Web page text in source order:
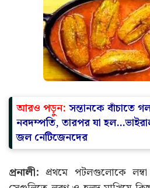
আরও পড়ুন: সন্তানকে বাঁচাতে
নবদম্পতি, তারপর যা
জল নেটিজেনদের
প্রনালী: প্রথমে পটলগুলোকে